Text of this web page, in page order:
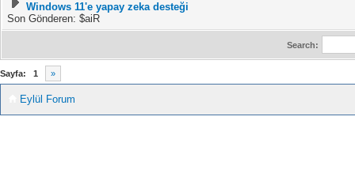
Windows 11'e yapay zeka desteği
Son Gönderen: $aiR
Search:
Sayfa: 1 »
Eylül Forum